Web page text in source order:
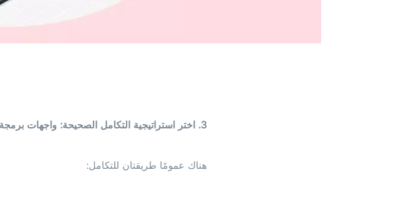
3. اختر استراتيجية التكامل الصحيحة: واجهات برمجة التطبيقات مقابل النماذج المخصصة
هناك عمومًا طريقتان للتكامل: